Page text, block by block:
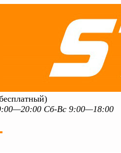
Сб-Вс 9:00—18:00